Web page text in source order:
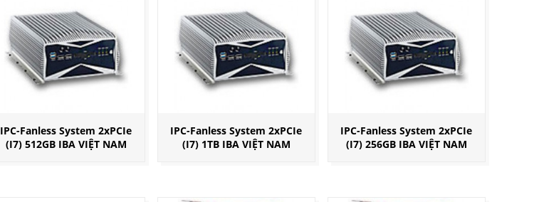
IPC-Fanless System 2xPCIe
(I7) 512GB IBA VIỆT NAM
IPC-Fanless System 2xPCIe
(I7) 1TB IBA VIỆT NAM
IPC-Fanless System 2xPCIe
(I7) 256GB IBA VIỆT NAM